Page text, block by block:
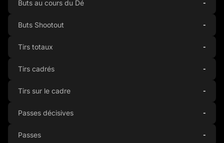
Buts au cours du Dé -
Buts Shootout -
Tirs totaux -
Tirs cadrés -
Tirs sur le cadre -
Passes décisives -
Passes -